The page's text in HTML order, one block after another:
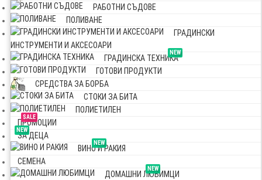
РАБОТНИ СЪДОВЕ
ПОЛИВАНЕ
ГРАДИНСКИ
ИНСТРУМЕНТИ И АКСЕСОАРИ
NEW
ГРАДИНСКА ТЕХНИКА
ГОТОВИ ПРОДУКТИ
СРЕДСТВА ЗА БОРБА
СТОКИ ЗА БИТА
ПОЛИЕТИЛЕН
SALE
ПРОМОЦИИ
NEW
ЗА ДЕЦА
NEW
ВИНО И РАКИЯ
СЕМЕНА
NEW
ДОМАШНИ ЛЮБИМЦИ